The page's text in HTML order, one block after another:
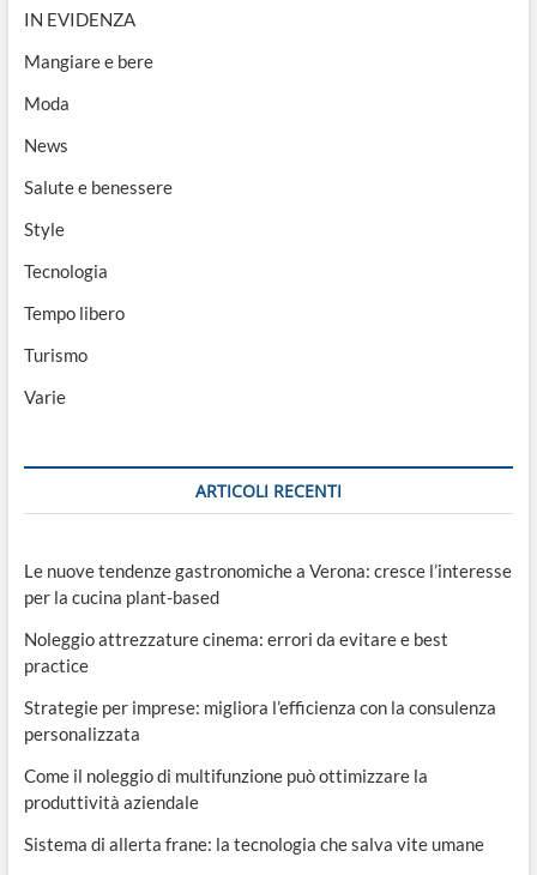
IN EVIDENZA
Mangiare e bere
Moda
News
Salute e benessere
Style
Tecnologia
Tempo libero
Turismo
Varie
ARTICOLI RECENTI
Le nuove tendenze gastronomiche a Verona: cresce l’interesse
per la cucina plant-based
Noleggio attrezzature cinema: errori da evitare e best
practice
Strategie per imprese: migliora l’efficienza con la consulenza
personalizzata
Come il noleggio di multifunzione può ottimizzare la
produttività aziendale
Sistema di allerta frane: la tecnologia che salva vite umane